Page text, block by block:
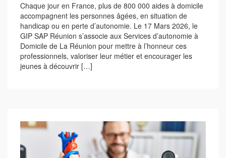
Chaque jour en France, plus de 800 000 aides à domicile
accompagnent les personnes âgées, en situation de
handicap ou en perte d’autonomie. Le 17 Mars 2026, le
GIP SAP Réunion s’associe aux Services d’autonomie à
Domicile de La Réunion pour mettre à l’honneur ces
professionnels, valoriser leur métier et encourager les
jeunes à découvrir […]